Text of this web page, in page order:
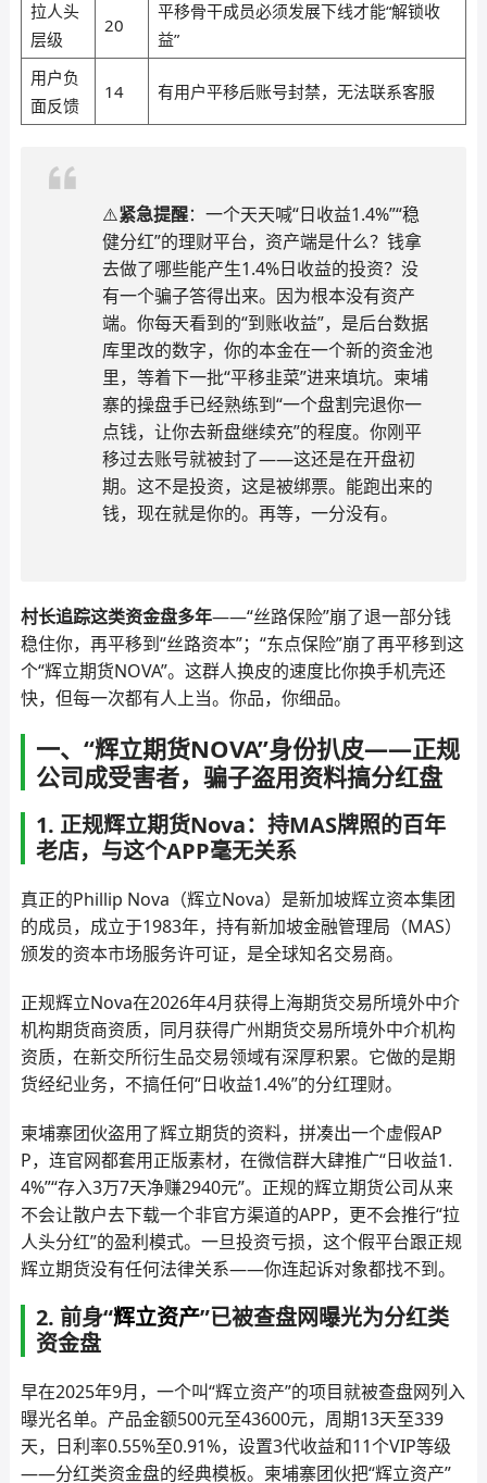
拉人头
层级
20
平移骨干成员必须发展下线才能“解锁收
益”
用户负
面反馈
14 有用户平移后账号封禁，无法联系客服
⚠️紧急提醒：一个天天喊“日收益1.4%”“稳
健分红”的理财平台，资产端是什么？钱拿
去做了哪些能产生1.4%日收益的投资？没
有一个骗子答得出来。因为根本没有资产
端。你每天看到的“到账收益”，是后台数据
库里改的数字，你的本金在一个新的资金池
里，等着下一批“平移韭菜”进来填坑。柬埔
寨的操盘手已经熟练到“一个盘割完退你一
点钱，让你去新盘继续充”的程度。你刚平
移过去账号就被封了——这还是在开盘初
期。这不是投资，这是被绑票。能跑出来的
钱，现在就是你的。再等，一分没有。
村长追踪这类资金盘多年——“丝路保险”崩了退一部分钱
稳住你，再平移到“丝路资本”；“东点保险”崩了再平移到这
个“辉立期货NOVA”。这群人换皮的速度比你换手机壳还
快，但每一次都有人上当。你品，你细品。
一、“辉立期货NOVA”身份扒皮——正规
公司成受害者，骗子盗用资料搞分红盘
1. 正规辉立期货Nova：持MAS牌照的百年
老店，与这个APP毫无关系
真正的Phillip Nova（辉立Nova）是新加坡辉立资本集团
的成员，成立于1983年，持有新加坡金融管理局（MAS）
颁发的资本市场服务许可证，是全球知名交易商。
正规辉立Nova在2026年4月获得上海期货交易所境外中介
机构期货商资质，同月获得广州期货交易所境外中介机构
资质，在新交所衍生品交易领域有深厚积累。它做的是期
货经纪业务，不搞任何“日收益1.4%”的分红理财。
柬埔寨团伙盗用了辉立期货的资料，拼凑出一个虚假AP
P，连官网都套用正版素材，在微信群大肆推广“日收益1.
4%”“存入3万7天净赚2940元”。正规的辉立期货公司从来
不会让散户去下载一个非官方渠道的APP，更不会推行“拉
人头分红”的盈利模式。一旦投资亏损，这个假平台跟正规
辉立期货没有任何法律关系——你连起诉对象都找不到。
2. 前身“辉立资产”已被查盘网曝光为分红类
资金盘
早在2025年9月，一个叫“辉立资产”的项目就被查盘网列入
曝光名单。产品金额500元至43600元，周期13天至339
天，日利率0.55%至0.91%，设置3代收益和11个VIP等级
——分红类资金盘的经典模板。柬埔寨团伙把“辉立资产”